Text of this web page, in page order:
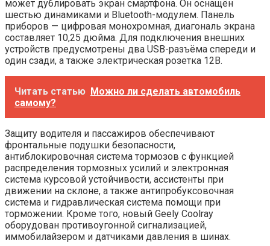
может дублировать экран смартфона. Он оснащён
шестью динамиками и Bluetooth-модулем. Панель
приборов — цифровая монохромная, диагональ экрана
составляет 10,25 дюйма. Для подключения внешних
устройств предусмотрены два USB-разъёма спереди и
один сзади, а также электрическая розетка 12В.
Читать статью Можно ли сделать автомобиль
самому?
Защиту водителя и пассажиров обеспечивают
фронтальные подушки безопасности,
антиблокировочная система тормозов с функцией
распределения тормозных усилий и электронная
система курсовой устойчивости, ассистенты при
движении на склоне, а также антипробуксовочная
система и гидравлическая система помощи при
торможении. Кроме того, новый Geely Coolray
оборудован противоугонной сигнализацией,
иммобилайзером и датчиками давления в шинах.